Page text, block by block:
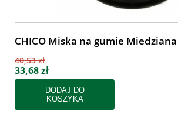
CHICO Miska na gumie
40,53 zł
33,68 zł
DODAJ DO
KOSZYKA